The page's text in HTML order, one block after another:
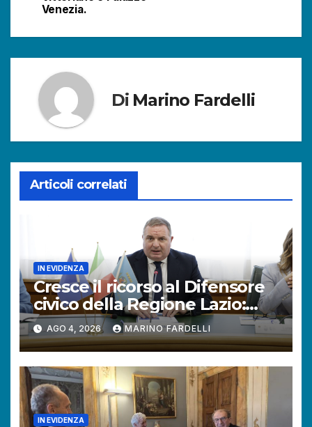
Venezia.
Di Marino Fardelli
Articoli correlati
IN EVIDENZA
Cresce il ricorso al Difensore
civico della Regione Lazio:
+121% di istanze rispetto al
2025.
AGO 4, 2026 MARINO FARDELLI
IN EVIDENZA